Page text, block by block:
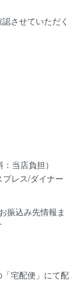
させていただく
：当店負担）
振込み先情報ま
宅配便」にて配